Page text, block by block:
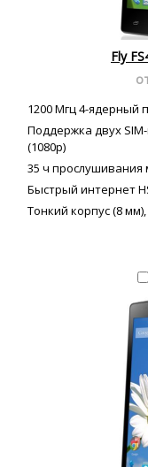
Fly
1200 Мгц 4-ядерный
Поддержка двух
(1080p)
35 ч прослушивания
Быстрый интернет
Тонкий корпус (8